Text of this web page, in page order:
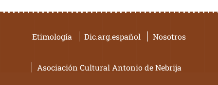
Etimología Dic.arg.español Nosotros
Asociación Cultural Antonio de Nebrija